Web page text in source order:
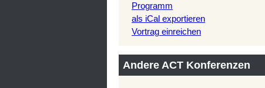
Programm
als iCal exportieren
Vortrag einreichen
Andere ACT Konferenzen